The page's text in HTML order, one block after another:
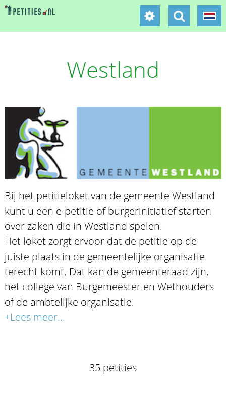
Westland
Bij het petitieloket van de gemeente Westland
kunt u een e-petitie of burgerinitiatief starten
over zaken die in Westland spelen.
Het loket zorgt ervoor dat de petitie op de
juiste plaats in de gemeentelijke organisatie
terecht komt. Dat kan de gemeenteraad zijn,
het college van Burgemeester en Wethouders
of de ambtelijke organisatie.
+Lees meer...
35 petities